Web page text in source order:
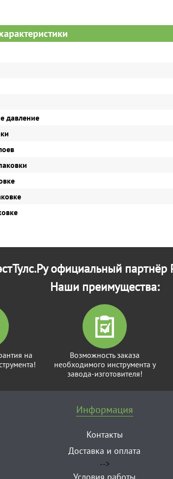
давление
официальный
Наши преимущества:
на
Возможность заказа
необходимого инструмента у
завода-изготовителя!
Информация
Контакты
Доставка и оплата
-->